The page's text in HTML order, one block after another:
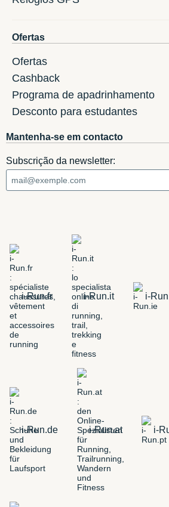
Ofertas
Ofertas
Cashback
Programa de apadrinhamento
Desconto para estudantes
Mantenha-se em contacto
Subscrição da newsletter:
i-Run.fr i-Run.it i-
i-Run.de i-Run.at i-